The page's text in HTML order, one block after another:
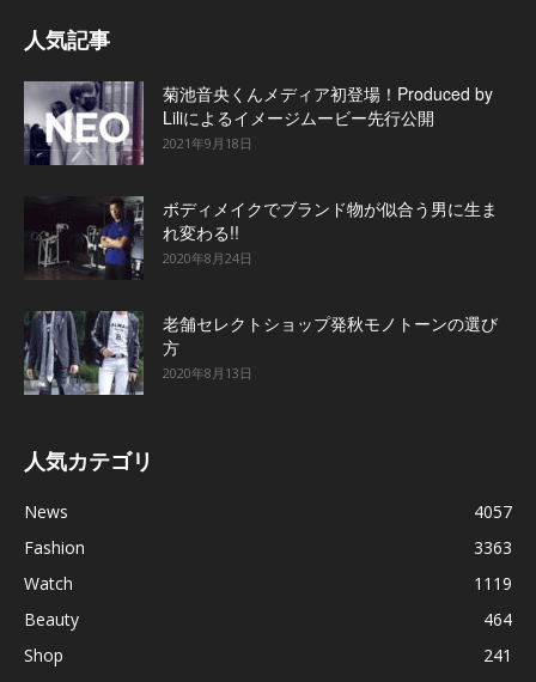
人気記事
菊池音央くんメディア初登場！Produced by
Liliによるイメージムービー先行公開
2021年9月18日
ボディメイクでブランド物が似合う男に生ま
れ変わる!!
2020年8月24日
老舗セレクトショップ発秋モノトーンの選び
方
2020年8月13日
人気カテゴリ
News
4057
Fashion
3363
Watch
1119
Beauty
464
Shop
241